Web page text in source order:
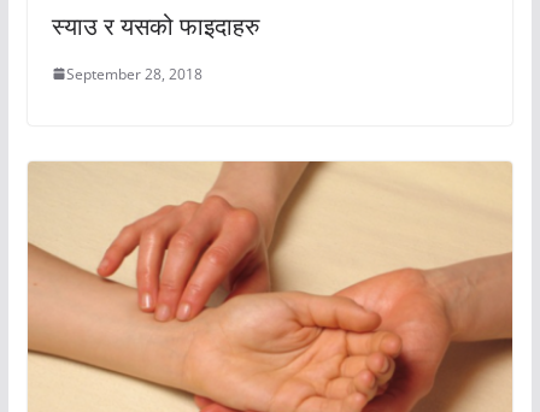
स्याउ र यसको फाइदाहरु
September 28, 2018